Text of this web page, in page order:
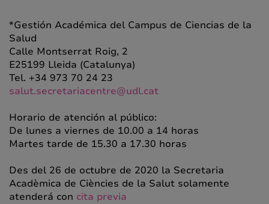
*Gestión Académica del Campus de Ciencias de la
Salud
Calle Montserrat Roig, 2
E25199 Lleida (Catalunya)
Tel. +34 973 70 24 23
salut.secretariacentre@udl.cat
Horario de atención al público:
De lunes a viernes de 10.00 a 14 horas
Martes tarde de 15.30 a 17.30 horas
Des del 26 de octubre de 2020 la Secretaria
Acadèmica de Ciències de la Salut solamente
atenderá con cita previa